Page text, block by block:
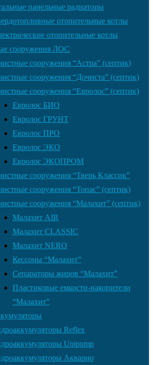
панельные радиаторы
отопительные котлы
отопительные котлы
сооружения ЛОС
сооружения “Астра” (септик)
сооружения “Дочиста” (септик)
сооружения “Евролос” (септик)
Евролос БИО
Евролос ГРУНТ
Евролос ПРО
Евролос ЭКО
Евролос ЭКОПРОМ
сооружения “Тверь Классик”
сооружения “Топас” (септик)
сооружения “Малахит” (септик)
Малахит AIR
Малахит CLASSIC
Малахит NERO
Кессоны “Малахит”
Сепараторы жиров “Малахит”
Пластиковые емкости-накопители
“Малахит”
Reflex
Unipump
Акварио